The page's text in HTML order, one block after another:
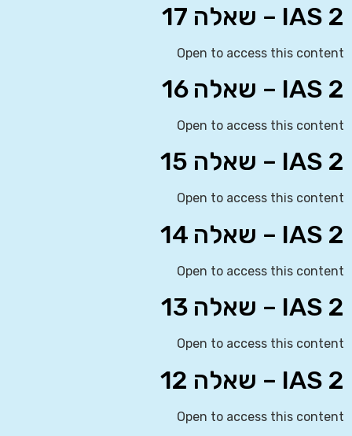
IAS 2 – שאלה 17
Open to access this content
IAS 2 – שאלה 16
Open to access this content
IAS 2 – שאלה 15
Open to access this content
IAS 2 – שאלה 14
Open to access this content
IAS 2 – שאלה 13
Open to access this content
IAS 2 – שאלה 12
Open to access this content